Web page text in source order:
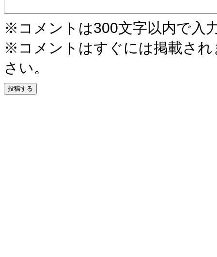
※コメントは300文字以内で入
※コメントはすぐには掲載さ
さい。